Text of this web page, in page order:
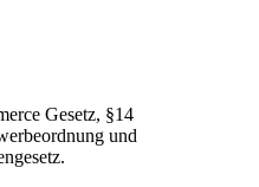
Gesetz, §14
und